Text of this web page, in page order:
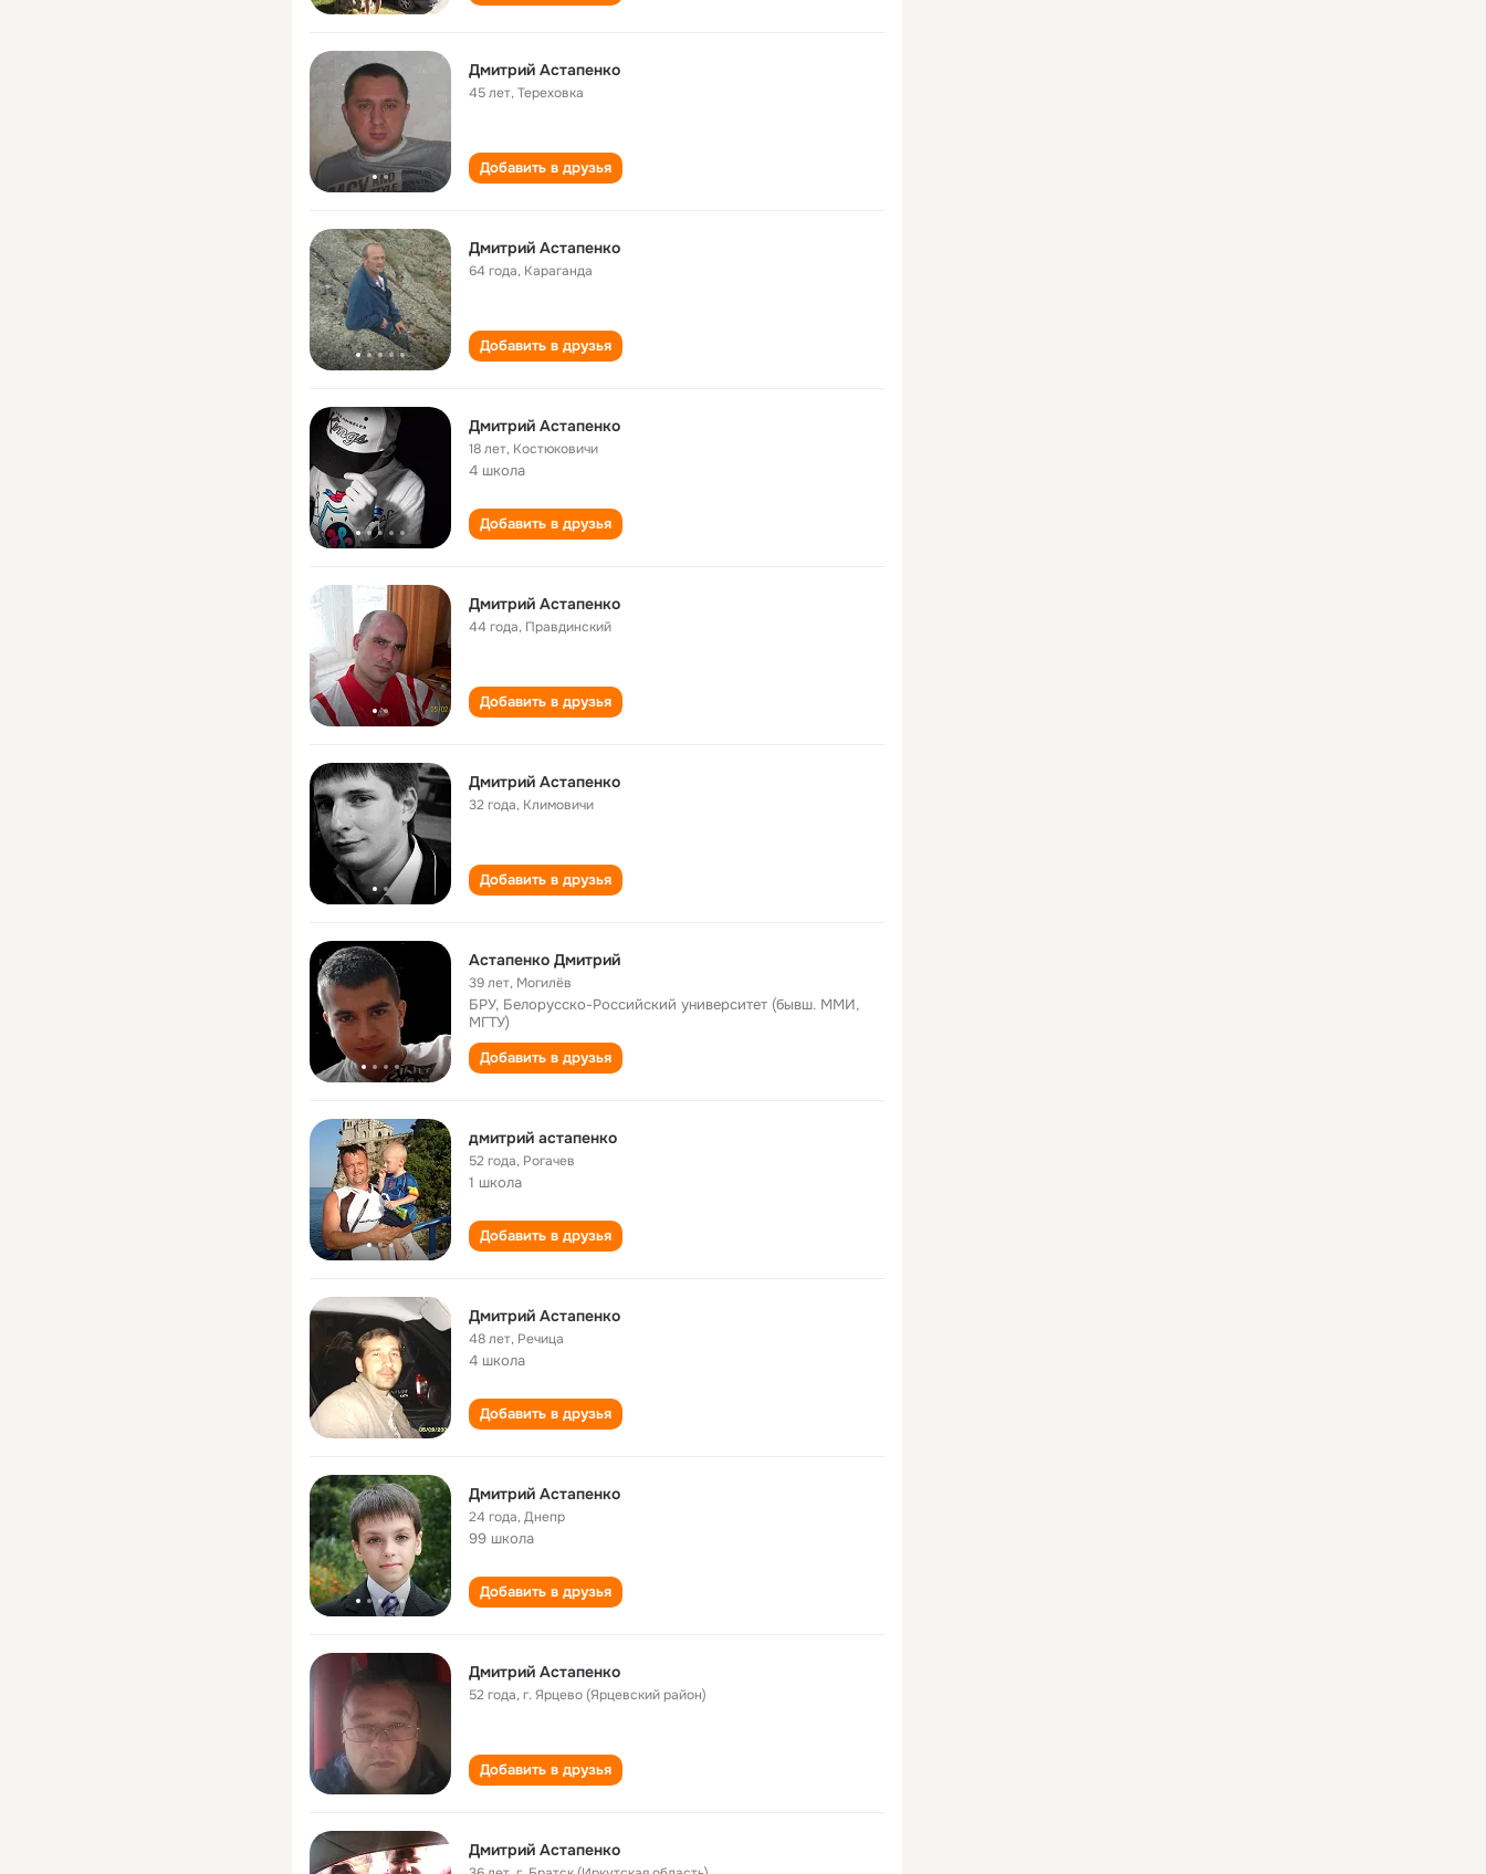
Дмитрий Астапенко
45 лет,Тереховка
Добавить в друзья
Дмитрий Астапенко
64 года, Караганда
Добавить в друзья
Дмитрий Астапенко
18 лет, Костюковичи
4 школа
Добавить в друзья
Дмитрий Астапенко
44 года, Правдинский
Добавить в друзья
Дмитрий Астапенко
32 года, Климовичи
Добавить в друзья
Астапенко Дмитрий
39 лет, Могилёв
БРУ, Белорусско-Российский университет (бывш. ММИ,
МГТУ)
Добавить в друзья
дмитрий астапенко
52 года, Рогачев
1 школа
Добавить в друзья
Дмитрий Астапенко
48 лет, Речица
4 школа
Добавить в друзья
Дмитрий Астапенко
24 года,Днепр
99 школа
Добавить в друзья
Дмитрий Астапенко
52 года,г. Ярцево (Ярцевский район)
Добавить в друзья
Дмитрий Астапенко